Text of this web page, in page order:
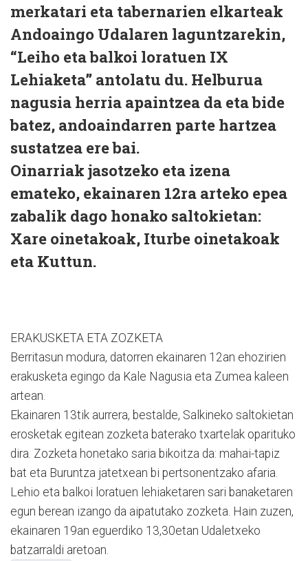
merkatari eta tabernarien elkarteak
Andoaingo Udalaren laguntzarekin,
“Leiho eta balkoi loratuen IX
Lehiaketa” antolatu du. Helburua
nagusia herria apaintzea da eta bide
batez, andoaindarren parte hartzea
sustatzea ere bai.
Oinarriak jasotzeko eta izena
emateko, ekainaren 12ra arteko epea
zabalik dago honako saltokietan:
Xare oinetakoak, Iturbe oinetakoak
eta Kuttun.
ERAKUSKETA ETA ZOZKETA
Berritasun modura, datorren ekainaren 12an ehozirien
erakusketa egingo da Kale Nagusia eta Zumea kaleen
artean.
Ekainaren 13tik aurrera, bestalde, Salkineko saltokietan
erosketak egitean zozketa baterako txartelak oparituko
dira. Zozketa honetako saria bikoitza da: mahai-tapiz
bat eta Buruntza jatetxean bi pertsonentzako afaria.
Lehio eta balkoi loratuen lehiaketaren sari banaketaren
egun berean izango da aipatutako zozketa. Hain zuzen,
ekainaren 19an eguerdiko 13,30etan Udaletxeko
batzarraldi aretoan.